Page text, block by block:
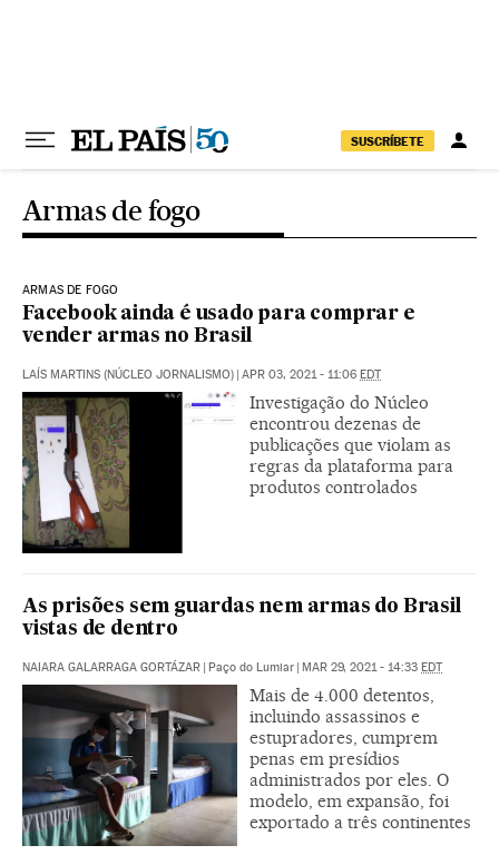
SUSCRÍBETE
Armas de fogo
ARMAS DE FOGO
Facebook ainda é usado para comprar e
vender armas no Brasil
LAÍS MARTINS (NÚCLEO JORNALISMO) | APR 03, 2021 - 11:06 EDT
Investigação do Núcleo
encontrou dezenas de
publicações que violam as
regras da plataforma para
produtos controlados
As prisões sem guardas nem armas do Brasil
vistas de dentro
NAIARA GALARRAGA GORTÁZAR | Paço do Lumiar | MAR 29, 2021 - 14:33 EDT
Mais de 4.000 detentos,
incluindo assassinos e
estupradores, cumprem
penas em presídios
administrados por eles. O
modelo, em expansão, foi
exportado a três continentes